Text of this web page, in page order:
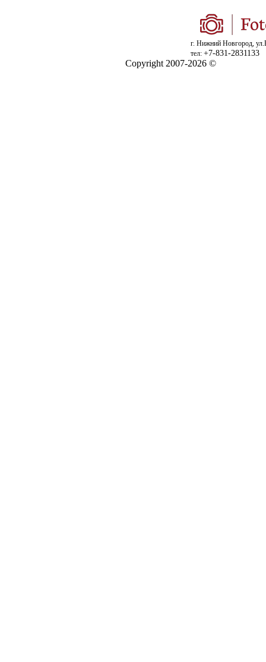
г. Нижний Новгород,
тел: +7-831-2831133
Copyright 2007-2026 ©